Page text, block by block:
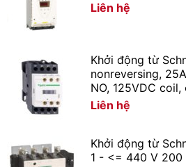
sáng 120m2
Liên hệ
Khởi động từ
nonreversing,
NO, 125VDC
Liên hệ
Khởi động từ
1 - <= 440 V